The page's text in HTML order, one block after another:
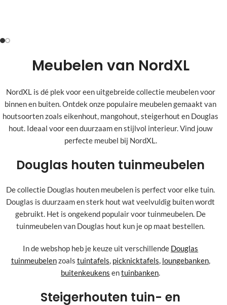
Meubelen van NordXL
NordXL is dé plek voor een uitgebreide collectie meubelen voor
binnen en buiten. Ontdek onze populaire meubelen gemaakt van
houtsoorten zoals eikenhout, mangohout, steigerhout en Douglas
hout. Ideaal voor een duurzaam en stijlvol interieur. Vind jouw
perfecte meubel bij NordXL.
Douglas houten tuinmeubelen
De collectie Douglas houten meubelen is perfect voor elke tuin.
Douglas is duurzaam en sterk hout wat veelvuldig buiten wordt
gebruikt. Het is ongekend populair voor tuinmeubelen. De
tuinmeubelen van Douglas hout kun je op maat bestellen.
In de webshop heb je keuze uit verschillende Douglas
tuinmeubelenzoals tuintafels picknicktafels loungebanken,
buitenkeukens entuinbanken
Steigerhouten tuin- en